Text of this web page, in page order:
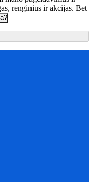
renginius ir akcijas. Bet